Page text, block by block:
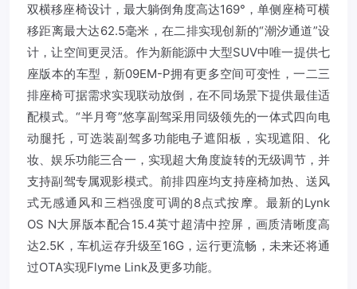
双横移座椅设计，最大躺倒角度高达169°，单侧座椅可横
移距离最大达62.5毫米，在二排实现创新的“潮汐通道”设
计，让空间更灵活。作为新能源中大型SUV中唯一提供七
座版本的车型，新09EM-P拥有更多空间可变性，一二三
排座椅可据需求实现联动放倒，在不同场景下提供最佳适
配模式。“半月弯”悠享副驾采用同级领先的一体式四向电
动腿托，可选装副驾多功能电子遮阳板，实现遮阳、化
妆、娱乐功能三合一，实现超大角度旋转的无级调节，并
支持副驾专属观影模式。前排四座均支持座椅加热、送风
式无感通风和三档强度可调的8点式按摩。最新的Lynk
OS N大屏版本配合15.4英寸超清中控屏，画质清晰度高
达2.5K，车机运存升级至16G，运行更流畅，未来还将通
过OTA实现Flyme Link及更多功能。